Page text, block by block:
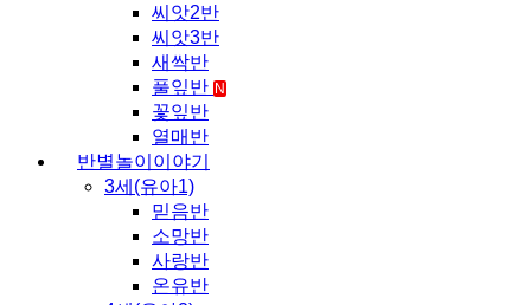
씨앗2반
씨앗3반
새싹반
풀잎반 N
꽃잎반
열매반
반별놀이이야기
3세(유아1)
믿음반
소망반
사랑반
온유반